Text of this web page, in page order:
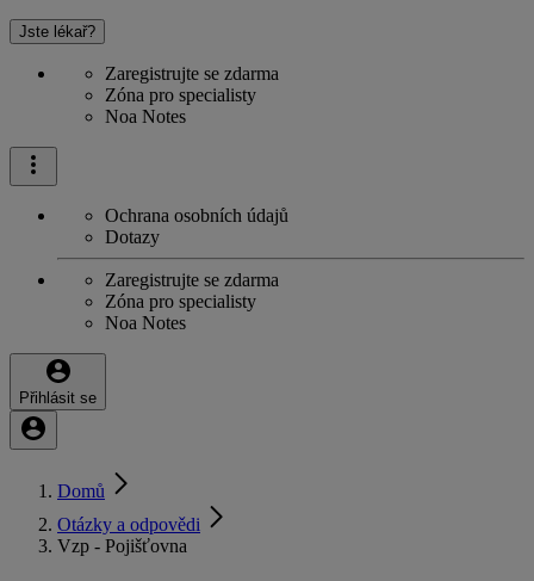
Jste lékař?
Zaregistrujte se zdarma
Zóna pro specialisty
Noa Notes
Ochrana osobních údajů
Dotazy
Zaregistrujte se zdarma
Zóna pro specialisty
Noa Notes
Přihlásit se
Domů
Otázky a odpovědi
Vzp - Pojišťovna